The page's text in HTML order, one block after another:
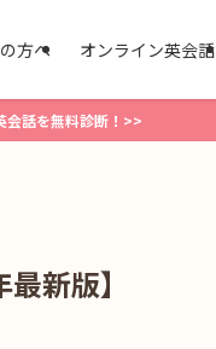
方へ オンライン英会話
会話を無料診断！>>
新版】